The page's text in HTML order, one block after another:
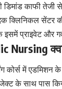
डिमांड काफी तेजी
क्लिनिकल सेंटर
प्राइवेट और
Nursing
कोर्स में
के साथ पास